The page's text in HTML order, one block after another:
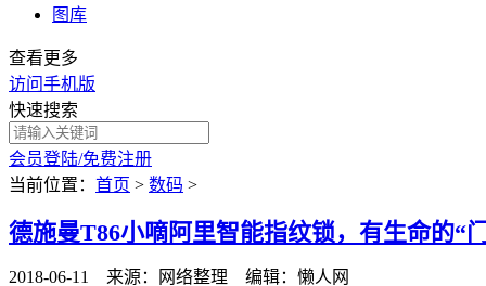
图库
查看更多
访问手机版
快速搜索
会员登陆/免费注册
当前位置： 首页 > 数码 >
德施曼T86小嘀阿里智能指纹锁，有生命的“门
2018-06-11 来源：网络整理 编辑：懒人网